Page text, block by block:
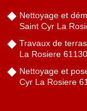
Nettoyage et
Saint Cyr La
Travaux de
La Rosiere 61130
Nettoyage et
Cyr La Rosiere